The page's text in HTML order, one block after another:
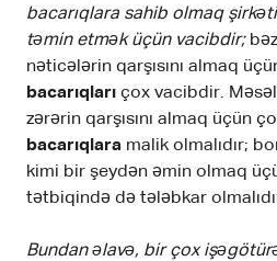
bacarıqlara sahib olmaq
təmin etmək üçün vacibdir;
nəticələrin qarşısını almaq
bacarıqları çox vacibdir.
zərərin qarşısını almaq üçün
bacarıqlara malik olmalıdır;
kimi bir şeydən əmin olmaq
tətbiqində də tələbkar
Bundan əlavə, bir çox